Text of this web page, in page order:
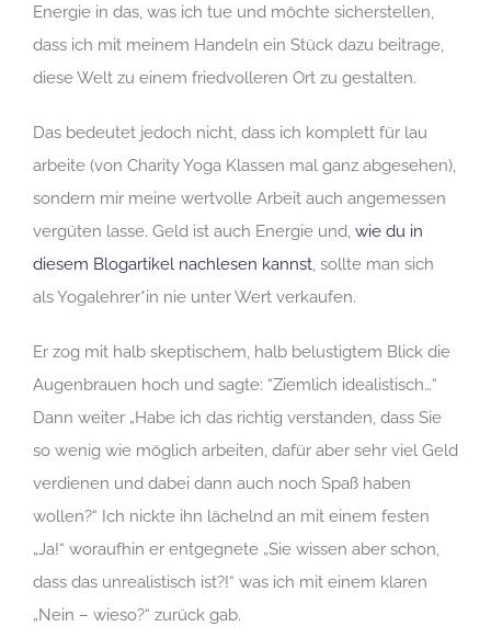
Energie in das, was ich tue und möchte sicherstellen,
dass ich mit meinem Handeln ein Stück dazu beitrage,
diese Welt zu einem friedvolleren Ort zu gestalten.
Das bedeutet jedoch nicht, dass ich komplett für lau
arbeite (von Charity Yoga Klassen mal ganz abgesehen),
sondern mir meine wertvolle Arbeit auch angemessen
vergüten lasse. Geld ist auch Energie und, wie du in
diesem Blogartikel nachlesen kannst, sollte man sich
als Yogalehrer*in nie unter Wert verkaufen.
Er zog mit halb skeptischem, halb belustigtem Blick die
Augenbrauen hoch und sagte: “Ziemlich idealistisch…“
Dann weiter „Habe ich das richtig verstanden, dass Sie
so wenig wie möglich arbeiten, dafür aber sehr viel Geld
verdienen und dabei dann auch noch Spaß haben
wollen?“ Ich nickte ihn lächelnd an mit einem festen
„Ja!“ woraufhin er entgegnete „Sie wissen aber schon,
dass das unrealistisch ist?!“ was ich mit einem klaren
„Nein – wieso?“ zurück gab.